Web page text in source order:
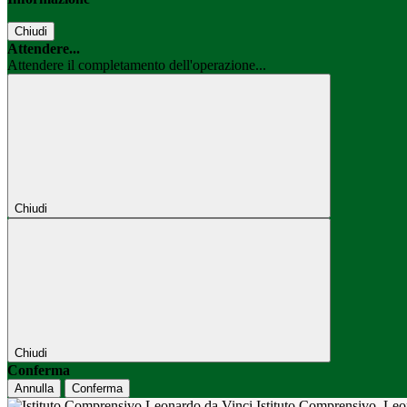
Chiudi
Attendere...
Attendere il completamento dell'operazione...
Chiudi
Chiudi
Conferma
Annulla Conferma